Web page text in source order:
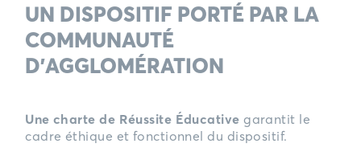
UN DISPOSITIF PORTÉ PAR LA
COMMUNAUTÉ
D’AGGLOMÉRATION
Une charte de Réussite Éducative garantit le
cadre éthique et fonctionnel du dispositif.